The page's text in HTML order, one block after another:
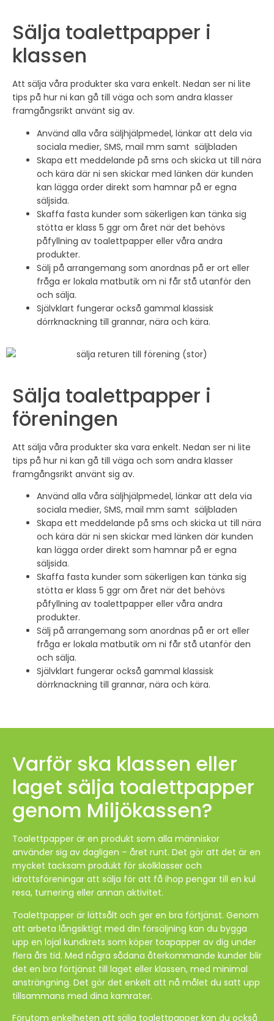
Sälja toalettpapper i
klassen
Att sälja våra produkter ska vara enkelt. Nedan ser ni lite
tips på hur ni kan gå till väga och som andra klasser
framgångsrikt använt sig av.
Använd alla våra säljhjälpmedel, länkar att dela via
sociala medier, SMS, mail mm samt säljbladen
Skapa ett meddelande på sms och skicka ut till nära
och kära där ni sen skickar med länken där kunden
kan lägga order direkt som hamnar på er egna
säljsida.
Skaffa fasta kunder som säkerligen kan tänka sig
stötta er klass 5 ggr om året när det behövs
påfyllning av toalettpapper eller våra andra
produkter.
Sälj på arrangemang som anordnas på er ort eller
fråga er lokala matbutik om ni får stå utanför den
och sälja.
Självklart fungerar också gammal klassisk
dörrknackning till grannar, nära och kära.
Sälja toalettpapper i
föreningen
Att sälja våra produkter ska vara enkelt. Nedan ser ni lite
tips på hur ni kan gå till väga och som andra klasser
framgångsrikt använt sig av.
Använd alla våra säljhjälpmedel, länkar att dela via
sociala medier, SMS, mail mm samt säljbladen
Skapa ett meddelande på sms och skicka ut till nära
och kära där ni sen skickar med länken där kunden
kan lägga order direkt som hamnar på er egna
säljsida.
Skaffa fasta kunder som säkerligen kan tänka sig
stötta er klass 5 ggr om året när det behövs
påfyllning av toalettpapper eller våra andra
produkter.
Sälj på arrangemang som anordnas på er ort eller
fråga er lokala matbutik om ni får stå utanför den
och sälja.
Självklart fungerar också gammal klassisk
dörrknackning till grannar, nära och kära.
Varför ska klassen eller
laget sälja toalettpapper
genom Miljökassen?
Toalettpapper är en produkt som alla människor
använder sig av dagligen – året runt. Det gör att det är en
mycket tacksam produkt för skolklasser och
idrottsföreningar att sälja för att få ihop pengar till en kul
resa, turnering eller annan aktivitet.
Toalettpapper är lättsålt och ger en bra förtjänst. Genom
att arbeta långsiktigt med din försäljning kan du bygga
upp en lojal kundkrets som köper toapapper av dig under
flera års tid. Med några sådana återkommande kunder blir
det en bra förtjänst till laget eller klassen, med minimal
ansträngning. Det gör det enkelt att nå målet du satt upp
tillsammans med dina kamrater.
Förutom enkelheten att sälja toalettpapper kan du också